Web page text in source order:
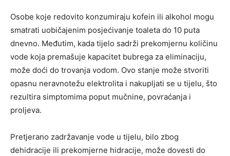
Osobe koje redovito konzumiraju kofein ili alkohol mogu
smatrati uobičajenim posjećivanje toaleta do 10 puta
dnevno. Međutim, kada tijelo sadrži prekomjernu količinu
vode koja premašuje kapacitet bubrega za eliminaciju,
može doći do trovanja vodom. Ovo stanje može stvoriti
opasnu neravnotežu elektrolita i nakupljati se u tijelu, što
rezultira simptomima poput mučnine, povraćanja i
proljeva.
Pretjerano zadržavanje vode u tijelu, bilo zbog
dehidracije ili prekomjerne hidracije, može dovesti do